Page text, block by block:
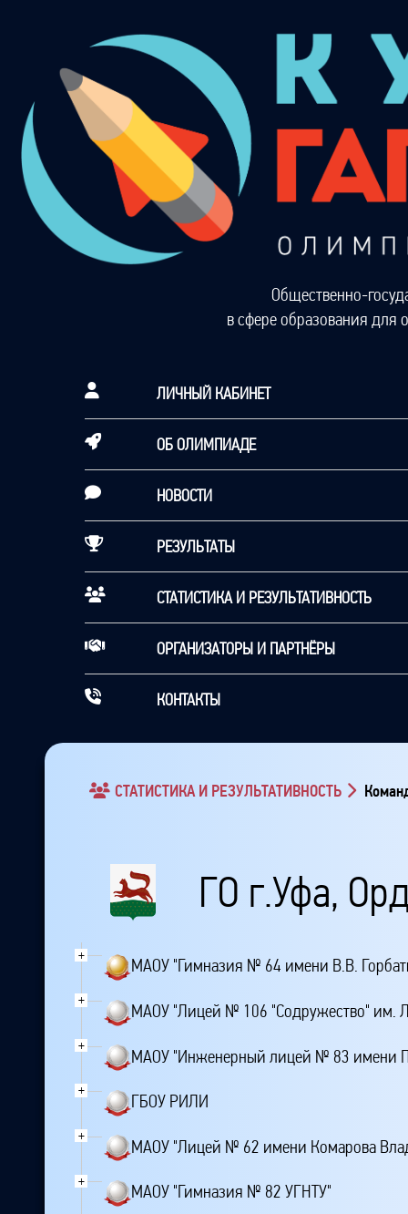
Общественно-
в сфере образования для
ЛИЧНЫЙ КАБИНЕТ
ОБ ОЛИМПИАДЕ
НОВОСТИ
РЕЗУЛЬТАТЫ
СТАТИСТИКА И РЕЗУЛЬТАТИВНОСТЬ
ОРГАНИЗАТОРЫ И ПАРТНЁРЫ
КОНТАКТЫ
СТАТИСТИКА И РЕЗУЛЬТАТИВНОСТЬ
ГО г.Уфа,
+
МАОУ "Гимназия № 64 имени В.В.
+
МАОУ "Лицей № 106 "Содружество" им.
+
МАОУ "Инженерный лицей № 83 имени
+
ГБОУ РИЛИ
+
МАОУ "Лицей № 62 имени Комарова
+
МАОУ "Гимназия № 82 УГНТУ"